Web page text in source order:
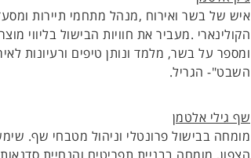
איש של בשר ואירוח ,מנהל מתחמי תיירות
הקולינארי .מעביר את חוויות הבישול בליווי
ומספר על בשר, מלמד ונותן טיפים ורעיונות
השבט"- הגריל.
שף גילי אלטמן
מומחה בבישול פרונטלי וניהול מטבחי שף.